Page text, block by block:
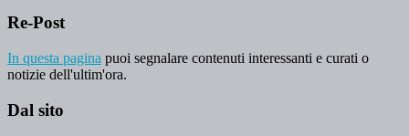
Re-Post
In questa pagina puoi segnalare contenuti interessanti e curati o
notizie dell'ultim'ora.
Dal sito